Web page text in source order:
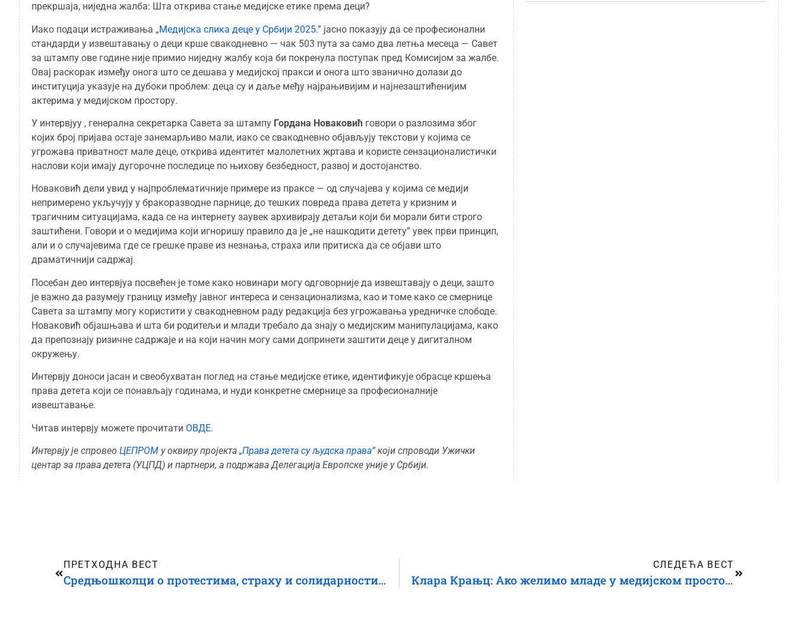
прекршаја, ниједна жалба: Шта открива стање медијске етике према деци?
Иако подаци истраживања „Медијска слика деце у Србији 2025.” јасно показују да се професионални
стандарди у извештавању о деци крше свакодневно — чак 503 пута за само два летња месеца — Савет
за штампу ове године није примио ниједну жалбу која би покренула поступак пред Комисијом за жалбе.
Овај раскорак између онога што се дешава у медијској пракси и онога што званично долази до
институција указује на дубоки проблем: деца су и даље међу најрањивијим и најнезаштићенијим
актерима у медијском простору.
У интервјуу , генерална секретарка Савета за штампу Гордана Новаковић говори о разлозима због
којих број пријава остаје занемарљиво мали, иако се свакодневно објављују текстови у којима се
угрожава приватност мале деце, открива идентитет малолетних жртава и користе сензационалистички
наслови који имају дугорочне последице по њихову безбедност, развој и достојанство.
Новаковић дели увид у најпроблематичније примере из праксе — од случајева у којима се медији
непримерено укључују у бракоразводне парнице, до тешких повреда права детета у кризним и
трагичним ситуацијама, када се на интернету заувек архивирају детаљи који би морали бити строго
заштићени. Говори и о медијима који игноришу правило да је „не нашкодити детету” увек први принцип,
али и о случајевима где се грешке праве из незнања, страха или притиска да се објави што
драматичнији садржај.
Посебан део интервјуа посвећен је томе како новинари могу одговорније да извештавају о деци, зашто
је важно да разумеју границу између јавног интереса и сензационализма, као и томе како се смернице
Савета за штампу могу користити у свакодневном раду редакција без угрожавања уредничке слободе.
Новаковић објашњава и шта би родитељи и млади требало да знају о медијским манипулацијама, како
да препознају ризичне садржаје и на који начин могу сами допринети заштити деце у дигиталном
окружењу.
Интервју доноси јасан и свеобухватан поглед на стање медијске етике, идентификује обрасце кршења
права детета који се понављају годинама, и нуди конкретне смернице за професионалније
извештавање.
Читав интервју можете прочитати ОВДЕ.
Интервју је спровео ЦЕПРОМ у оквиру пројекта „Права детета су људска права”који спроводи Ужички
центар за права детета (УЦПД) и партнери, а подржава Делегација Европске уније у Србији.
ПРЕТХОДНА ВЕСТ
Средњошколци о протестима, страху и солидарности: Први пут смо добили прилику да се наш глас чује
СЛЕДЕЋА ВЕСТ
Клара Крањц: Ако желимо младе у медијском простору, морамо бити тамо где су они